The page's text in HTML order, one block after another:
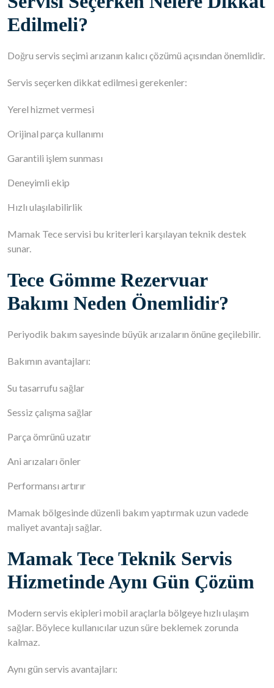
Edilmeli?
Doğru servis seçimi arızanın kalıcı çözümü açısından önemlidir.
Servis seçerken dikkat edilmesi gerekenler:
Yerel hizmet vermesi
Orijinal parça kullanımı
Garantili işlem sunması
Deneyimli ekip
Hızlı ulaşılabilirlik
Mamak Tece servisi bu kriterleri karşılayan teknik destek
sunar.
Tece Gömme Rezervuar
Bakımı Neden Önemlidir?
Periyodik bakım sayesinde büyük arızaların önüne geçilebilir.
Bakımın avantajları:
Su tasarrufu sağlar
Sessiz çalışma sağlar
Parça ömrünü uzatır
Ani arızaları önler
Performansı artırır
Mamak bölgesinde düzenli bakım yaptırmak uzun vadede
maliyet avantajı sağlar.
Mamak Tece Teknik Servis
Hizmetinde Aynı Gün Çözüm
Modern servis ekipleri mobil araçlarla bölgeye hızlı ulaşım
sağlar. Böylece kullanıcılar uzun süre beklemek zorunda
kalmaz.
Aynı gün servis avantajları: